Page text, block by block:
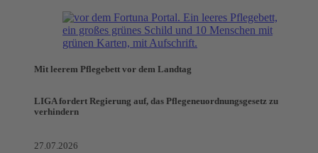
Mit leerem Pflegebett vor dem Landtag
LIGA fordert Regierung auf, das Pflegeneuordnungsgesetz zu
verhindern
27.07.2026